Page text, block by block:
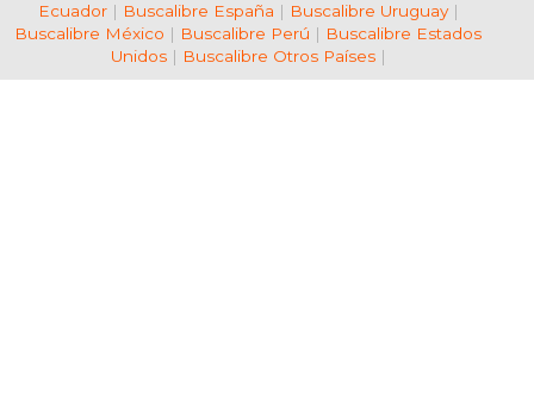
Ecuador| Buscalibre España | Buscalibre Uruguay|
Buscalibre México | Buscalibre Perú | Buscalibre Estados
Unidos| Buscalibre Otros Países|